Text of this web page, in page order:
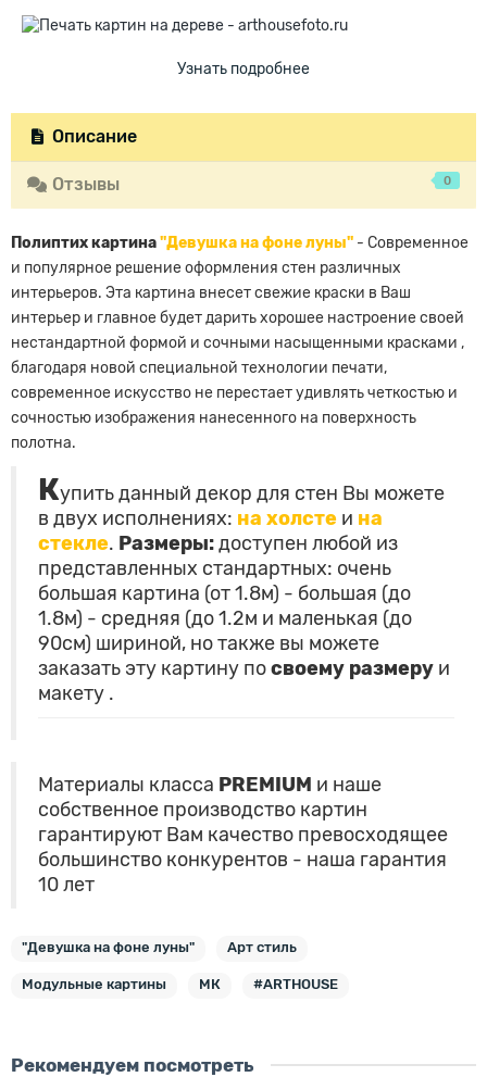
Узнать подробнее
Описание
Отзывы 0
Полиптих картина"Девушка на фоне луны" - Современное
и популярное решение оформления стен различных
интерьеров. Эта картина внесет свежие краски в Ваш
интерьер и главное будет дарить хорошее настроение своей
нестандартной формой и сочными насыщенными красками ,
благодаря новой специальной технологии печати,
современное искусство не перестает удивлять четкостью и
сочностью изображения нанесенного на поверхность
полотна.
Купить данный декор для стен Вы можете
в двух исполнениях: на холсте и на
стекле. Размеры: доступен любой из
представленных стандартных: очень
большая картина (от 1.8м) - большая (до
1.8м) - средняя (до 1.2м и маленькая (до
90см) шириной, но также вы можете
заказать эту картину по своему размеру и
макету .
Материалы класса PREMIUM и наше
собственное производство картин
гарантируют Вам качество превосходящее
большинство конкурентов - наша гарантия
10 лет
"Девушка на фоне луны" Арт стиль
Модульные картины МК #ARTHOUSE
Рекомендуем посмотреть